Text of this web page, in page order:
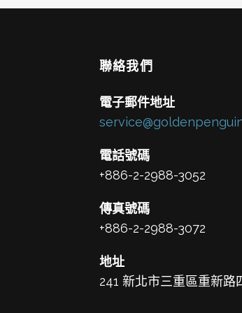
聯絡我們
電子郵件地址
電話號碼
+886-2-2988-3052
傳真號碼
+886-2-2988-3072
地址
241 新北市三重區重新路